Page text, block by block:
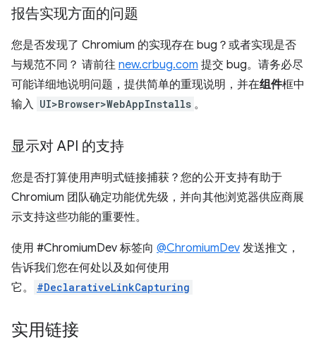
报告实现方面的问题
您是否发现了 Chromium 的实现存在 bug？或者实现是否
与规范不同？ 请前往 new.crbug.com 提交 bug。请务必尽
可能详细地说明问题，提供简单的重现说明，并在组件框中
输入 UI>Browser>WebAppInstalls 。
显示对 API 的支持
您是否打算使用声明式链接捕获？您的公开支持有助于
Chromium 团队确定功能优先级，并向其他浏览器供应商展
示支持这些功能的重要性。
使用 #ChromiumDev 标签向 @ChromiumDev 发送推文，
告诉我们您在何处以及如何使用
它。
#DeclarativeLinkCapturing
实用链接